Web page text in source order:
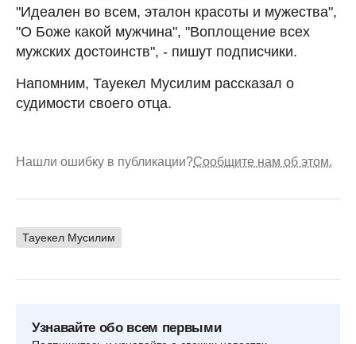
"Идеален во всем, эталон красоты и мужества",
"О Боже какой мужчина", "Воплощение всех
мужских достоинств", - пишут подписчики.
Напомним, Тауекел Мусилим рассказал о
судимости своего отца.
Нашли ошибку в публикации?Сообщите нам об этом.
Тауекел Мусилим
Узнавайте обо всем первыми